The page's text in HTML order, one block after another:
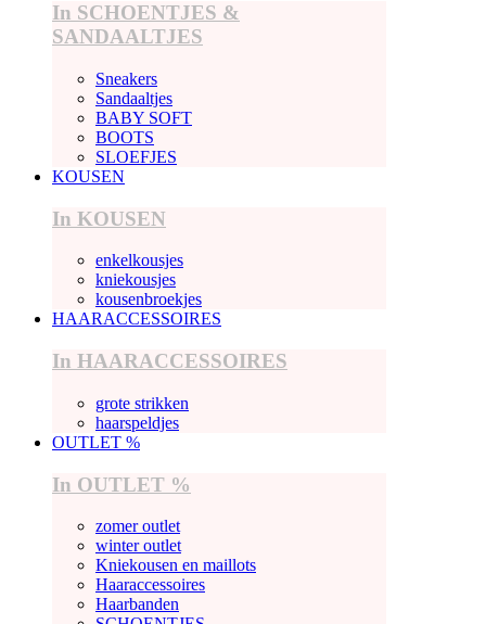
In SCHOENTJES &
SANDAALTJES
Sneakers
Sandaaltjes
BABY SOFT
BOOTS
SLOEFJES
KOUSEN
In KOUSEN
enkelkousjes
kniekousjes
kousenbroekjes
HAARACCESSOIRES
In HAARACCESSOIRES
grote strikken
haarspeldjes
OUTLET %
In OUTLET %
zomer outlet
winter outlet
Kniekousen en maillots
Haaraccessoires
Haarbanden